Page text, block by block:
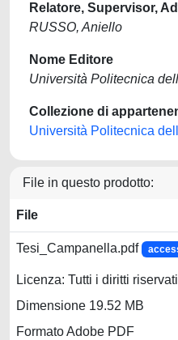
Relatore, Supervisor,
RUSSO, Aniello
Nome Editore
Università Politecnica
Collezione di
Università Politecnica
File in questo prodotto:
File
Tesi_Campanella.pdf
Licenza: Tutti i diritti riservati
Dimensione 19.52 MB
Formato Adobe PDF